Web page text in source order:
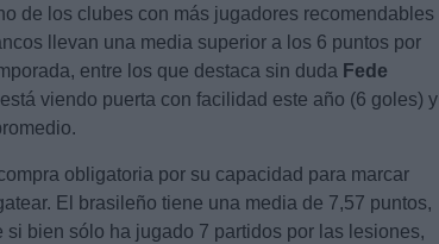
de los clubes con más jugadores recomendables
llevan una media superior a los 6 puntos por
entre los que destaca sin duda Fede
viendo puerta con facilidad este año (6 goles) y
obligatoria por su capacidad para marcar
El brasileño tiene una media de 7,57 puntos,
si bien sólo ha jugado 7 partidos por las lesiones,